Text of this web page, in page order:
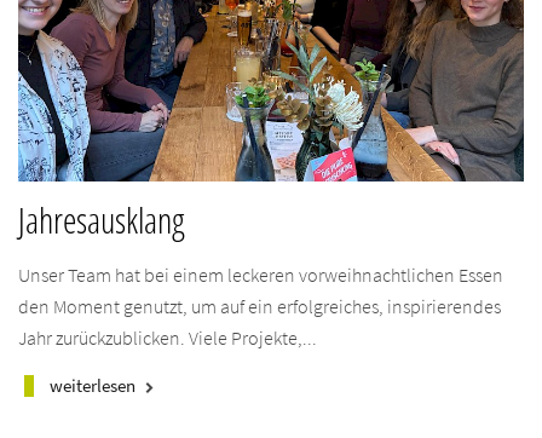
Jahresausklang
Unser Team hat bei einem leckeren vorweihnachtlichen Essen
den Moment genutzt, um auf ein erfolgreiches, inspirierendes
Jahr zurückzublicken. Viele Projekte,...
weiterlesen keyboard_arrow_right